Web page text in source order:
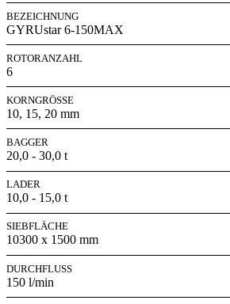
BEZEICHNUNG
GYRUstar 6-150MAX
ROTORANZAHL
6
KORNGRÖSSE
10, 15, 20 mm
BAGGER
20,0 - 30,0 t
LADER
10,0 - 15,0 t
SIEBFLÄCHE
10300 x 1500 mm
DURCHFLUSS
150 l/min